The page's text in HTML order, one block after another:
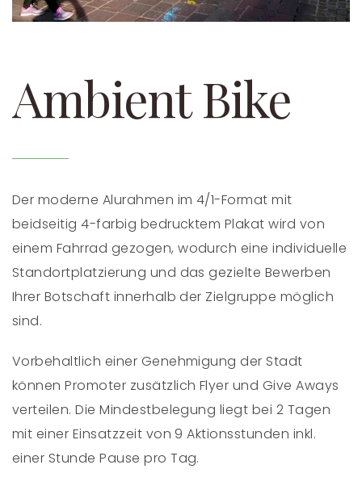
Ambient Bike
Der moderne Alurahmen im 4/1-Format mit
beidseitig 4-farbig bedrucktem Plakat wird von
einem Fahrrad gezogen, wodurch eine individuelle
Standortplatzierung und das gezielte Bewerben
Ihrer Botschaft innerhalb der Zielgruppe möglich
sind.
Vorbehaltlich einer Genehmigung der Stadt
können Promoter zusätzlich Flyer und Give Aways
verteilen. Die Mindestbelegung liegt bei 2 Tagen
mit einer Einsatzzeit von 9 Aktionsstunden inkl.
einer Stunde Pause pro Tag.